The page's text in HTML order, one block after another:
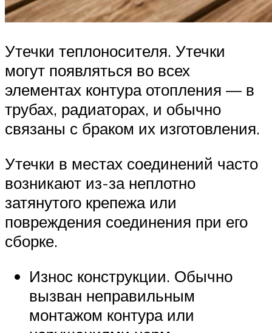
Утечки теплоносителя. Утечки
могут появляться во всех
элементах контура отопления — в
трубах, радиаторах, и обычно
связаны с браком их изготовления.
Утечки в местах соединений часто
возникают из-за неплотно
затянутого крепежа или
повреждения соединения при его
сборке.
Износ конструкции. Обычно
вызван неправильным
монтажом контура или